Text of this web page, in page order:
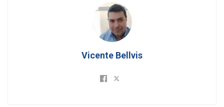
Vicente Bellvis